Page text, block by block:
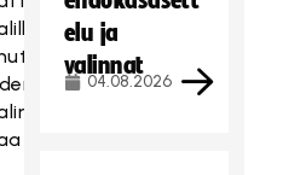
elu ja
valinnat
04.08.2026